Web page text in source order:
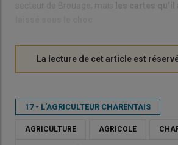
secteur de Brouage, mais
les cartes qu’il
17 - L’AGRICULTEUR CHARENTAIS
AGRICULTURE AGRICOLE